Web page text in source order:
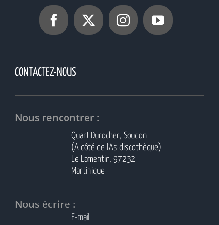
CONTACTEZ-NOUS
Nous rencontrer :
Quart Durocher, Soudon
(A côté de l’As discothèque)
Le Lamentin, 97232
Martinique
Nous écrire :
E-mail